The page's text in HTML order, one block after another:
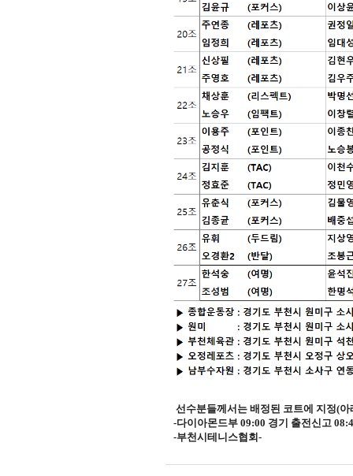
선수분들께서는 배정된 코트에 지정(아
-다이아몬드부 09:00 경기 출전신고
-부천시테니스협회 -